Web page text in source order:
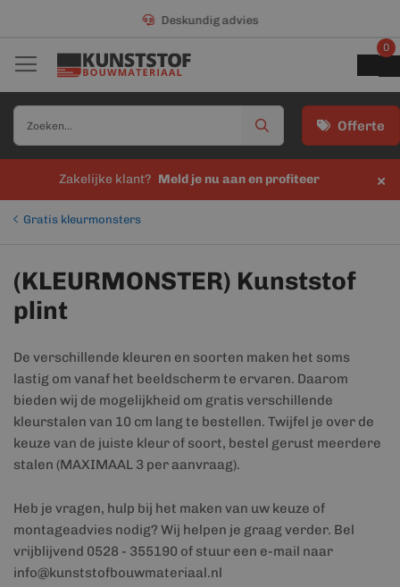
Deskundig advies
Offerte
0
Zakelijke klant? Meld je nu aan en profiteer ×
Gratis kleurmonsters
(KLEURMONSTER) Kunststof
plint
De verschillende kleuren en soorten maken het soms
lastig om vanaf het beeldscherm te ervaren. Daarom
bieden wij de mogelijkheid om gratis verschillende
kleurstalen van 10 cm lang te bestellen. Twijfel je over de
keuze van de juiste kleur of soort, bestel gerust meerdere
stalen (MAXIMAAL 3 per aanvraag).
Heb je vragen, hulp bij het maken van uw keuze of
montageadvies nodig? Wij helpen je graag verder. Bel
vrijblijvend 0528 - 355190 of stuur een e-mail naar
info@kunststofbouwmateriaal.nl